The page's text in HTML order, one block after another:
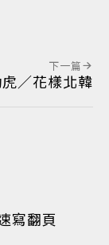
下一篇
／花樣北韓
寫翻頁